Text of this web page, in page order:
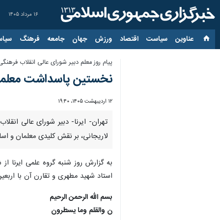
۱۶ مرداد ۱۴۰۵
عناوین‌ سیاست اقتصاد ورزش جهان جامعه فرهنگ
پیام روز معلم دبیر شورای عالی انقلاب
نخستین پاسداشت
۱۲ اردیبهشت ۱۴۰۵، ۱۹:۴۰